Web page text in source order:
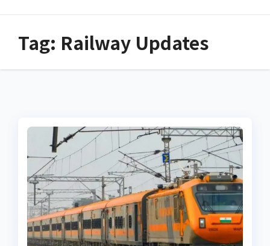
Tag: Railway Updates